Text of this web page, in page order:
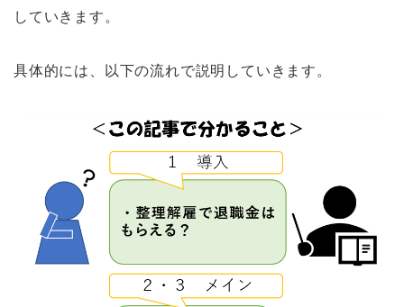
していきます。
具体的には、以下の流れで説明していきます。